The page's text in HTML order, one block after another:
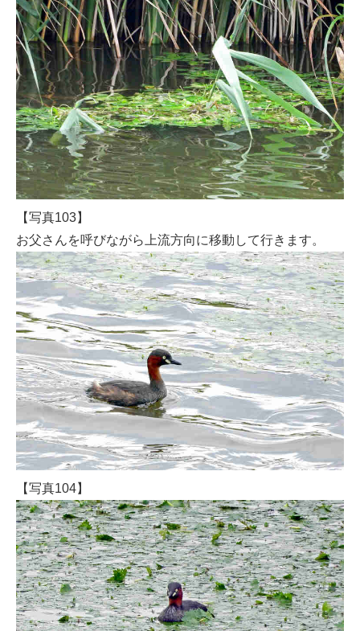
【写真103】
お父さんを呼びながら上流方向に移動して行きます。
【写真104】